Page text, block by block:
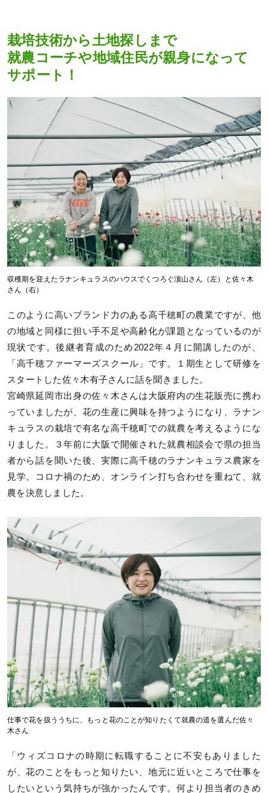
栽培技術から土地探しまで
就農コーチや地域住民が親身になって
サポート！
収穫期を迎えたラナンキュラスのハウスでくつろぐ濵山さん（左）と佐々木
さん（右）
このように高いブランド力のある高千穂町の農業ですが、他
の地域と同様に担い手不足や高齢化が課題となっているのが
現状です。後継者育成のため2022年４月に開講したのが、
「高千穂ファーマーズスクール」です。１期生として研修を
スタートした佐々木有子さんに話を聞きました。
宮崎県延岡市出身の佐々木さんは大阪府内の生花販売に携わ
っていましたが、花の生産に興味を持つようになり、ラナン
キュラスの栽培で有名な高千穂町での就農を考えるようにな
りました。３年前に大阪で開催された就農相談会で県の担当
者から話を聞いた後、実際に高千穂のラナンキュラス農家を
見学。コロナ禍のため、オンライン打ち合わせを重ねて、就
農を決意しました。
仕事で花を扱ううちに、もっと花のことが知りたくて就農の道を選んだ佐々
木さん
「ウィズコロナの時期に転職することに不安もありました
が、花のことをもっと知りたい、地元に近いところで仕事を
したいという気持ちが強かったんです。何より担当者のきめ